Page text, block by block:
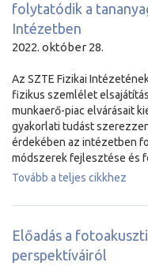
folytatódik a
Intézetben
2022. október 28.
Az SZTE Fizikai
fizikus szemlélet
munkaerő-piac elvárásait
gyakorlati tudást
érdekében az intézetben
módszerek fejlesztése és
Tovább a teljes cikkhez
Előadás a
perspektíváiról